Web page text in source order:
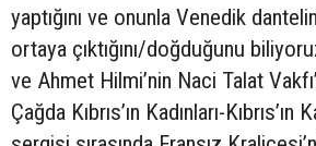
yaptığını ve onunla Venedik
ortaya çıktığını/doğduğunu
ve Ahmet Hilmi’nin Naci Talat
Çağda Kıbrıs’ın Kadınları-Kıbrıs’ın